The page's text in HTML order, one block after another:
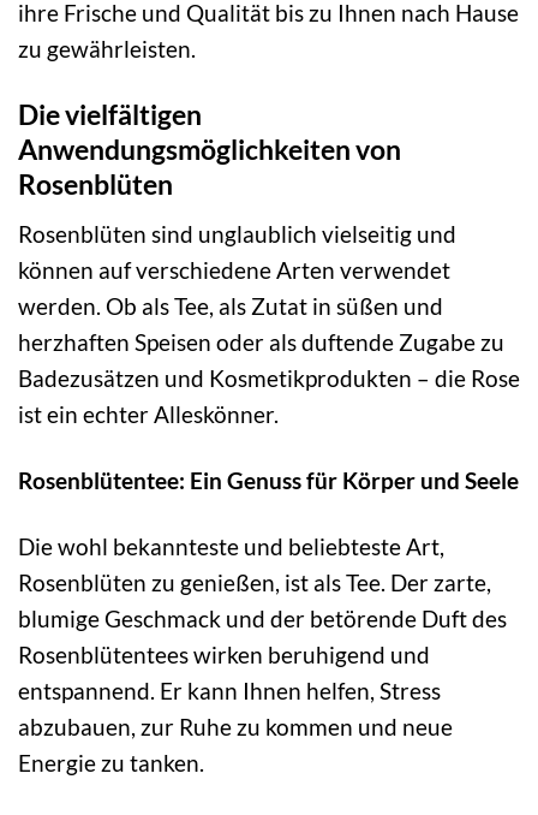
ihre Frische und Qualität bis zu Ihnen nach Hause
zu gewährleisten.
Die vielfältigen
Anwendungsmöglichkeiten von
Rosenblüten
Rosenblüten sind unglaublich vielseitig und
können auf verschiedene Arten verwendet
werden. Ob als Tee, als Zutat in süßen und
herzhaften Speisen oder als duftende Zugabe zu
Badezusätzen und Kosmetikprodukten – die Rose
ist ein echter Alleskönner.
Rosenblütentee: Ein Genuss für Körper und Seele
Die wohl bekannteste und beliebteste Art,
Rosenblüten zu genießen, ist als Tee. Der zarte,
blumige Geschmack und der betörende Duft des
Rosenblütentees wirken beruhigend und
entspannend. Er kann Ihnen helfen, Stress
abzubauen, zur Ruhe zu kommen und neue
Energie zu tanken.